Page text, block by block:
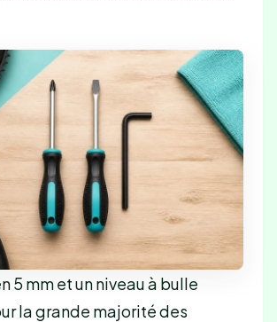
5 mm et un niveau à bulle
la grande majorité des